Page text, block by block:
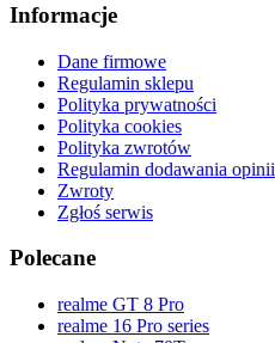
Informacje
Dane firmowe
Regulamin sklepu
Polityka prywatności
Polityka cookies
Polityka zwrotów
Regulamin dodawania opinii
Zwroty
Zgłoś serwis
Polecane
realme GT 8 Pro
realme 16 Pro series